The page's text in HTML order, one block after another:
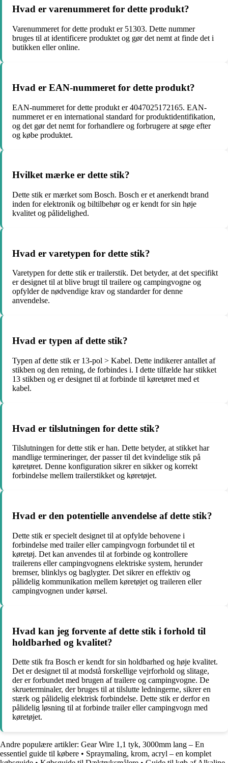
Hvad er varenummeret for dette produkt?
Varenummeret for dette produkt er 51303. Dette nummer
bruges til at identificere produktet og gør det nemt at finde det i
butikken eller online.
Hvad er EAN-nummeret for dette produkt?
EAN-nummeret for dette produkt er 4047025172165. EAN-
nummeret er en international standard for produktidentifikation,
og det gør det nemt for forhandlere og forbrugere at søge efter
og købe produktet.
Hvilket mærke er dette stik?
Dette stik er mærket som Bosch. Bosch er et anerkendt brand
inden for elektronik og biltilbehør og er kendt for sin høje
kvalitet og pålidelighed.
Hvad er varetypen for dette stik?
Varetypen for dette stik er trailerstik. Det betyder, at det specifikt
er designet til at blive brugt til trailere og campingvogne og
opfylder de nødvendige krav og standarder for denne
anvendelse.
Hvad er typen af dette stik?
Typen af dette stik er 13-pol > Kabel. Dette indikerer antallet af
stikben og den retning, de forbindes i. I dette tilfælde har stikket
13 stikben og er designet til at forbinde til køretøret med et
kabel.
Hvad er tilslutningen for dette stik?
Tilslutningen for dette stik er han. Dette betyder, at stikket har
mandlige termineringer, der passer til det kvindelige stik på
køretøret. Denne konfiguration sikrer en sikker og korrekt
forbindelse mellem trailerstikket og køretøjet.
Hvad er den potentielle anvendelse af dette stik?
Dette stik er specielt designet til at opfylde behovene i
forbindelse med trailer eller campingvogn forbundet til et
køretøj. Det kan anvendes til at forbinde og kontrollere
trailerens eller campingvognens elektriske system, herunder
bremser, blinklys og baglygter. Det sikrer en effektiv og
pålidelig kommunikation mellem køretøjet og traileren eller
campingvognen under kørsel.
Hvad kan jeg forvente af dette stik i forhold til
holdbarhed og kvalitet?
Dette stik fra Bosch er kendt for sin holdbarhed og høje kvalitet.
Det er designet til at modstå forskellige vejrforhold og slitage,
der er forbundet med brugen af trailere og campingvogne. De
skrueterminaler, der bruges til at tilslutte ledningerne, sikrer en
stærk og pålidelig elektrisk forbindelse. Dette stik er derfor en
pålidelig løsning til at forbinde trailer eller campingvogn med
køretøjet.
Andre populære artikler: Gear Wire 1,1 tyk, 3000mm lang – En
essentiel guide til købere • Spraymaling, krom, acryl – en komplet